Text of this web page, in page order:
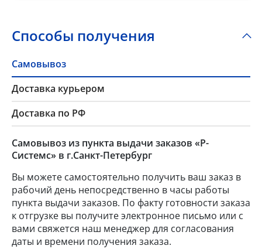
Способы получения
Самовывоз
Доставка курьером
Доставка по РФ
Самовывоз из пункта выдачи заказов «Р-
Системс» в г.Санкт-Петербург
Вы можете самостоятельно получить ваш заказ в
рабочий день непосредственно в часы работы
пункта выдачи заказов. По факту готовности заказа
к отгрузке вы получите электронное письмо или с
вами свяжется наш менеджер для согласования
даты и времени получения заказа.